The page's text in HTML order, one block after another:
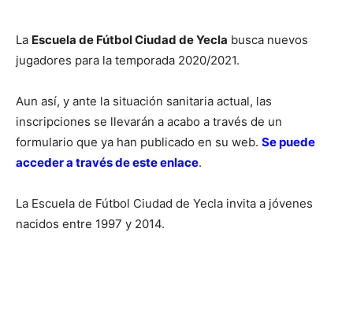
La Escuela de Fútbol Ciudad de Yecla busca nuevos
jugadores para la temporada 2020/2021.
Aun así, y ante la situación sanitaria actual, las
inscripciones se llevarán a acabo a través de un
formulario que ya han publicado en su web. Se puede
acceder a través de este enlace.
La Escuela de Fútbol Ciudad de Yecla invita a jóvenes
nacidos entre 1997 y 2014.